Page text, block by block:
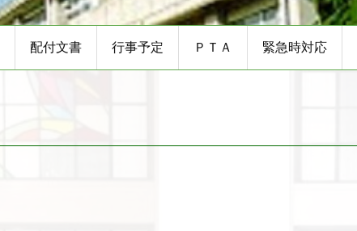
配付文書 行事予定 ＰＴＡ 緊急時対応